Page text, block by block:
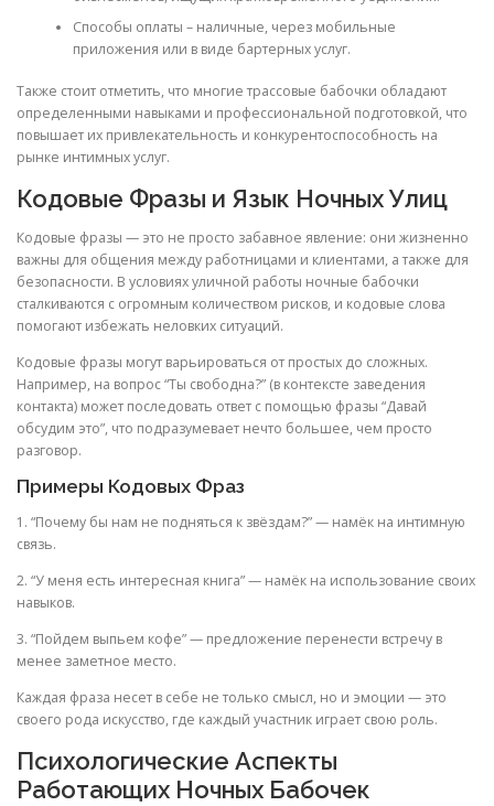
Способы оплаты – наличные, через мобильные
приложения или в виде бартерных услуг.
Также стоит отметить, что многие трассовые бабочки обладают
определенными навыками и профессиональной подготовкой, что
повышает их привлекательность и конкурентоспособность на
рынке интимных услуг.
Кодовые Фразы и Язык Ночных Улиц
Кодовые фразы — это не просто забавное явление: они жизненно
важны для общения между работницами и клиентами, а также для
безопасности. В условиях уличной работы ночные бабочки
сталкиваются с огромным количеством рисков, и кодовые слова
помогают избежать неловких ситуаций.
Кодовые фразы могут варьироваться от простых до сложных.
Например, на вопрос “Ты свободна?” (в контексте заведения
контакта) может последовать ответ с помощью фразы “Давай
обсудим это”, что подразумевает нечто большее, чем просто
разговор.
Примеры Кодовых Фраз
1. “Почему бы нам не подняться к звёздам?” — намёк на интимную
связь.
2. “У меня есть интересная книга” — намёк на использование своих
навыков.
3. “Пойдем выпьем кофе” — предложение перенести встречу в
менее заметное место.
Каждая фраза несет в себе не только смысл, но и эмоции — это
своего рода искусство, где каждый участник играет свою роль.
Психологические Аспекты
Работающих Ночных Бабочек